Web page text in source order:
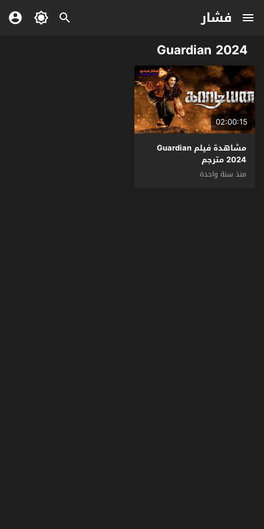
فشار
Guardian 2024
02:00:15
مشاهدة فيلم Guardian
2024 مترجم
منذ سنة واحدة